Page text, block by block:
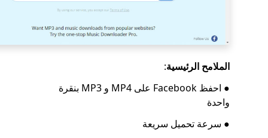
الملامح الرئيسية:
● احفظ Facebook على MP4 و MP3 بنقرة
● سرعة تحميل سريعة